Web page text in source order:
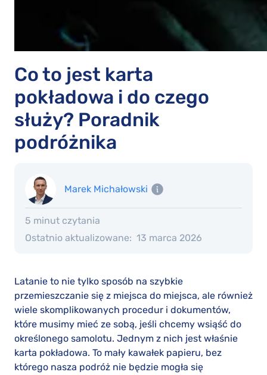
Co to jest karta
pokładowa i do czego
służy? Poradnik
podróżnika
Marek Michałowski
5 minut czytania
Ostatnio aktualizowane: 13 marca 2026
Latanie to nie tylko sposób na szybkie
przemieszczanie się z miejsca do miejsca, ale również
wiele skomplikowanych procedur i dokumentów,
które musimy mieć ze sobą, jeśli chcemy wsiąść do
określonego samolotu. Jednym z nich jest właśnie
karta pokładowa. To mały kawałek papieru, bez
którego nasza podróż nie będzie mogła się